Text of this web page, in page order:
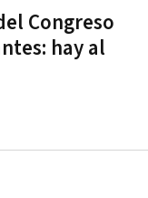
Congreso
hay al